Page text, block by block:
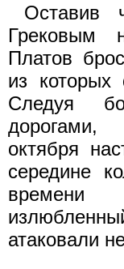
Оставив
Грековым
Платов
из которых
Следуя
октября
середине
атаковали